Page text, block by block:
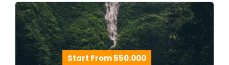
Start From 550.000